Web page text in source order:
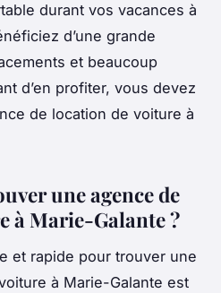
durant vos vacances à
d’une grande
et beaucoup
d’en profiter, vous devez
de location de voiture à
une agence de
à Marie-Galante ?
et rapide pour trouver une
à Marie-Galante est